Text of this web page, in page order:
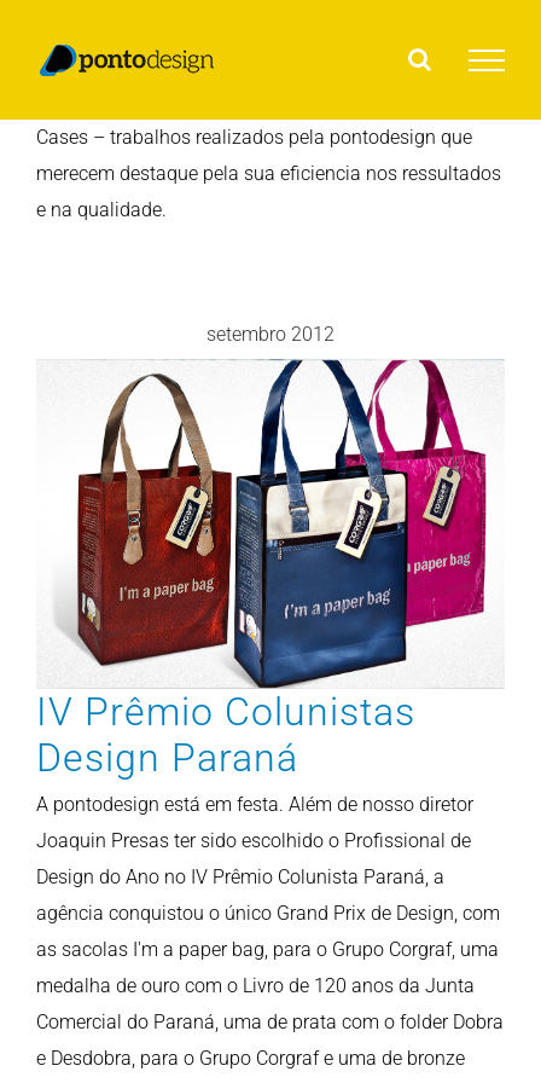
conteúdo
Cases – trabalhos realizados pela pontodesign que
merecem destaque pela sua eficiencia nos ressultados
e na qualidade.
setembro 2012
IV Prêmio Colunistas Design
Paraná
inovação
IV Prêmio Colunistas
Design Paraná
A pontodesign está em festa. Além de nosso diretor
Joaquin Presas ter sido escolhido o Profissional de
Design do Ano no IV Prêmio Colunista Paraná, a
agência conquistou o único Grand Prix de Design, com
as sacolas I'm a paper bag, para o Grupo Corgraf, uma
medalha de ouro com o Livro de 120 anos da Junta
Comercial do Paraná, uma de prata com o folder Dobra
e Desdobra, para o Grupo Corgraf e uma de bronze